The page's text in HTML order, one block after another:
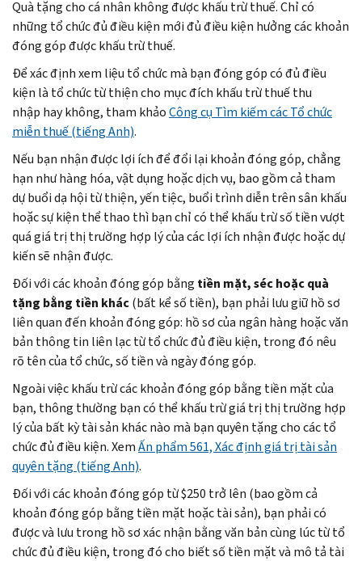
Quà tặng cho cá nhân không được khấu trừ thuế. Chỉ có
những tổ chức đủ điều kiện mới đủ điều kiện hưởng các khoản
đóng góp được khấu trừ thuế.
Để xác định xem liệu tổ chức mà bạn đóng góp có đủ điều
kiện là tổ chức từ thiện cho mục đích khấu trừ thuế thu
nhập hay không, tham khảoCông cụ Tìm kiếm các Tổ chức
miễn thuế (tiếng Anh).
Nếu bạn nhận được lợi ích để đổi lại khoản đóng góp, chẳng
hạn như hàng hóa, vật dụng hoặc dịch vụ, bao gồm cả tham
dự buổi dạ hội từ thiện, yến tiệc, buổi trình diễn trên sân khấu
hoặc sự kiện thể thao thì bạn chỉ có thể khấu trừ số tiền vượt
quá giá trị thị trường hợp lý của các lợi ích nhận được hoặc dự
kiến sẽ nhận được.
Đối với các khoản đóng góp bằng tiền mặt, séc hoặc quà
tặng bằng tiền khác(bất kể số tiền), bạn phải lưu giữ hồ sơ
liên quan đến khoản đóng góp: hồ sơ của ngân hàng hoặc văn
bản thông tin liên lạc từ tổ chức đủ điều kiện, trong đó nêu
rõ tên của tổ chức, số tiền và ngày đóng góp.
Ngoài việc khấu trừ các khoản đóng góp bằng tiền mặt của
bạn, thông thường bạn có thể khấu trừ giá trị thị trường hợp
lý của bất kỳ tài sản khác nào mà bạn quyên tặng cho các tổ
chức đủ điều kiện. XemẤn phẩm 561, Xác định giá trị tài sản
quyên tặng (tiếng Anh).
Đối với các khoản đóng góp từ $250 trở lên (bao gồm cả
khoản đóng góp bằng tiền mặt hoặc tài sản), bạn phải có
được và lưu trong hồ sơ xác nhận bằng văn bản cùng lúc từ tổ
chức đủ điều kiện, trong đó cho biết số tiền mặt và mô tả tài